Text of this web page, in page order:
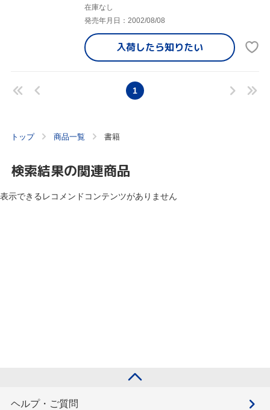
在庫なし
発売年月日：2002/08/08
入荷したら知りたい
1
トップ 商品一覧 書籍
検索結果の関連商品
表示できるレコメンドコンテンツがありません
ヘルプ・ご質問